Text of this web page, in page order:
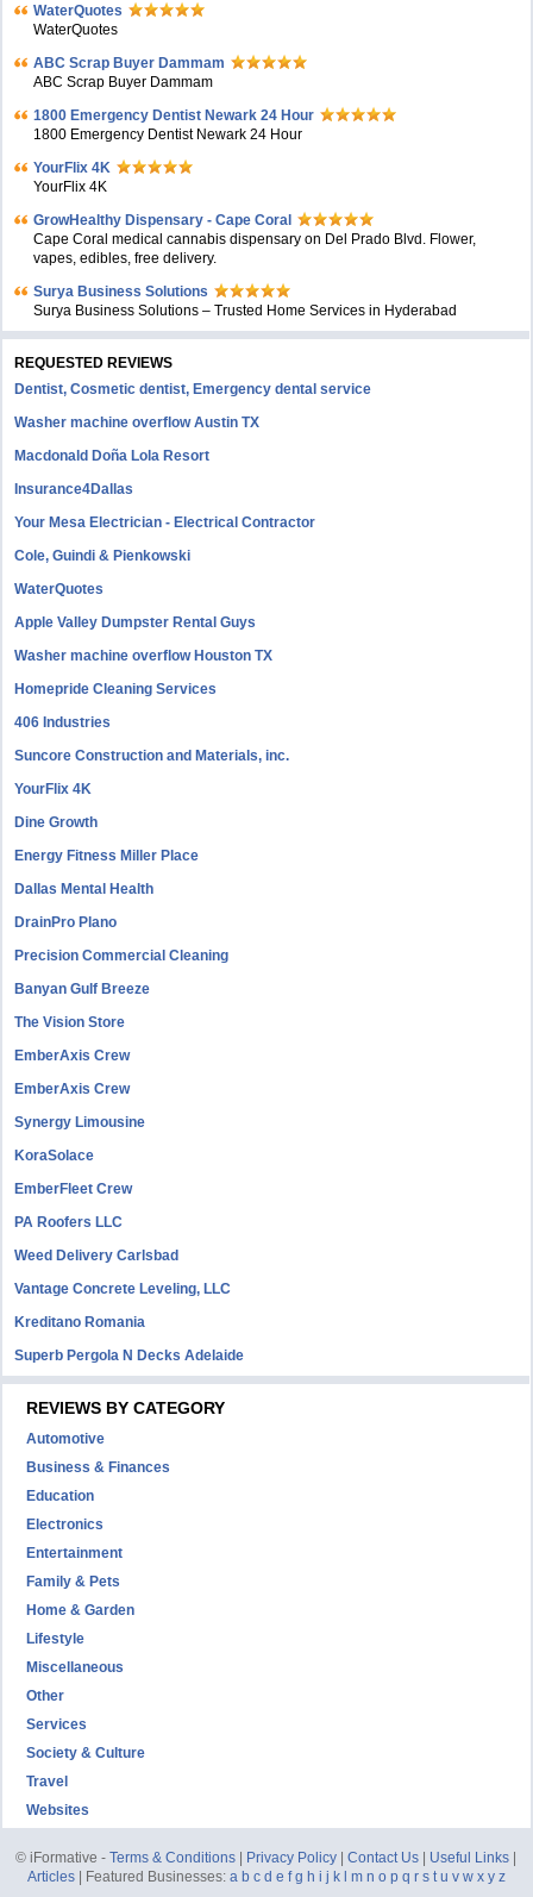
WaterQuotes
WaterQuotes
ABC Scrap Buyer Dammam
ABC Scrap Buyer Dammam
1800 Emergency Dentist Newark 24 Hour
1800 Emergency Dentist Newark 24 Hour
YourFlix 4K
YourFlix 4K
GrowHealthy Dispensary - Cape Coral
Cape Coral medical cannabis dispensary on Del Prado Blvd. Flower,
vapes, edibles, free delivery.
Surya Business Solutions
Surya Business Solutions – Trusted Home Services in Hyderabad
REQUESTED REVIEWS
Dentist, Cosmetic dentist, Emergency dental service
Washer machine overflow Austin TX
Macdonald Doña Lola Resort
Insurance4Dallas
Your Mesa Electrician - Electrical Contractor
Cole, Guindi & Pienkowski
WaterQuotes
Apple Valley Dumpster Rental Guys
Washer machine overflow Houston TX
Homepride Cleaning Services
406 Industries
Suncore Construction and Materials, inc.
YourFlix 4K
Dine Growth
Energy Fitness Miller Place
Dallas Mental Health
DrainPro Plano
Precision Commercial Cleaning
Banyan Gulf Breeze
The Vision Store
EmberAxis Crew
EmberAxis Crew
Synergy Limousine
KoraSolace
EmberFleet Crew
PA Roofers LLC
Weed Delivery Carlsbad
Vantage Concrete Leveling, LLC
Kreditano Romania
Superb Pergola N Decks Adelaide
REVIEWS BY CATEGORY
Automotive
Business & Finances
Education
Electronics
Entertainment
Family & Pets
Home & Garden
Lifestyle
Miscellaneous
Other
Services
Society & Culture
Travel
Websites
© iFormative -Terms & Conditions Privacy Policy |Contact Us Useful Links
Articles| Featured Businesses: a b c d e f g h i j k m n o p q r s t u v w x y z